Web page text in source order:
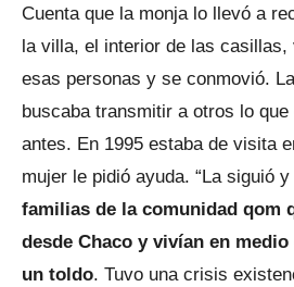
Cuenta que la monja lo llevó a
la villa, el interior de las
esas personas y se conmovió.
buscaba transmitir a otros lo
antes. En 1995 estaba de visita
mujer le pidió ayuda. “La siguió
familias de la comunidad qom
desde Chaco y vivían en
un toldo. Tuvo una crisis